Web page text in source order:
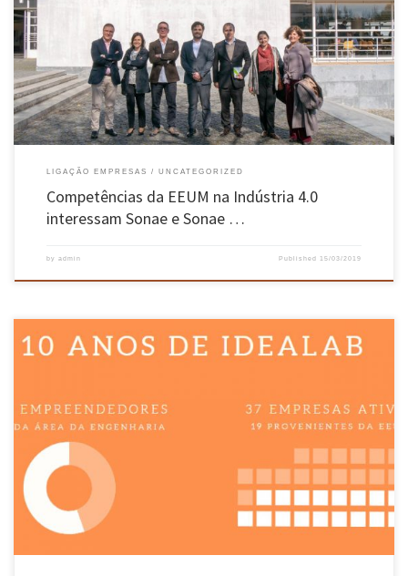
No dia 14 de março, uma comitiva composta por elementos da Sonae e Sonae Arauco
visitaram a EEUM, tendo em vista conhecer de forma mais aprofundada as competências e
recursos da Escola de Engenharia no âmbito da transformação digital. O itinerário da
visita, que foi acompanhada pelo Pró-Reitor Guilherme Pereira […]
LIGAÇÃO EMPRESAS UNCATEGORIZED
Competências da EEUM na Indústria 4.0
interessam Sonae e Sonae …
by admin Published 15/03/2019
Comemorou-se, no passado dia 13 de março, no Espaço B-Lounge da Biblioteca da
Universidade do Minho, no Campus de Azurém, a celebração do 10º aniversário do IdeaLab
com o objetivo de dar a conhecer o impacto que este Laboratório teve no mercado tanto ao
nível da constituição de empresas, como […]